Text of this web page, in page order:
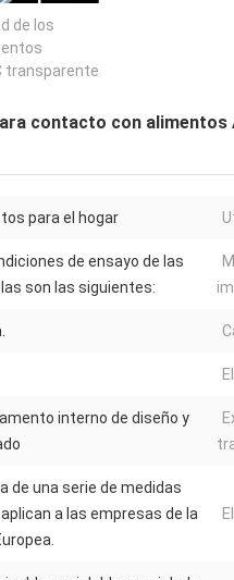
de los
transparente
contacto con
para el hogar
de ensayo de las
son las siguientes:
interno de diseño y
de una serie de medidas
a las empresas de la